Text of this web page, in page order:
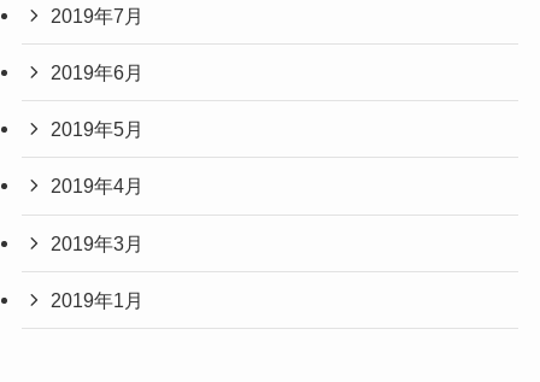
2019年7月
2019年6月
2019年5月
2019年4月
2019年3月
2019年1月